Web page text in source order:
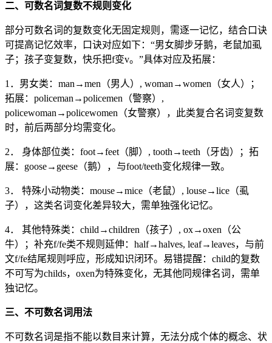
二、可数名词复数不规则变化
部分可数名词的复数变化无固定规则，需逐一记忆，结合口诀
可提高记忆效率，口诀对应如下：“男女脚步牙鹅，老鼠加虱
子；孩子变复数，快乐把f变v。”具体对应及拓展：
1．男女类：man→men（男人）, woman→women（女人）；
拓展：policeman→policemen（警察）,
policewoman→policewomen（女警察），此类复合名词变复数
时，前后两部分均需变化。
2． 身体部位类：foot→feet（脚）, tooth→teeth（牙齿）；拓
展：goose→geese（鹅），与foot/teeth变化规律一致。
3． 特殊小动物类：mouse→mice（老鼠）, louse→lice（虱
子），这类名词变化差异较大，需单独强化记忆。
4． 其他特殊类：child→children（孩子）, ox→oxen（公
牛）；补充f/fe类不规则延伸：half→halves, leaf→leaves，与前
文f/fe结尾规则呼应，形成知识闭环。易错提醒：child的复数
不可写为childs，oxen为特殊变化，无其他同规律名词，需单
独记忆。
三、不可数名词用法
不可数名词是指不能以数目来计算，无法分成个体的概念、状